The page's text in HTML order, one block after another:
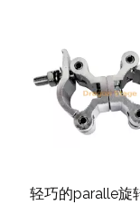
轻巧的paralle旋